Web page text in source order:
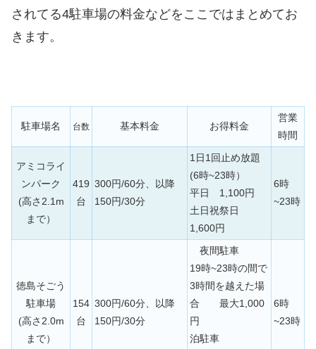
されてる4駐車場の料金などをここではまとめてお
きます。
駐車場名 台数 基本料金 お得料金
営業
時間
アミコライ
ンパーク
(高さ2.1m
まで）
419
台
300円/60分、以降
150円/30分
1日1回止め放題
(6時~23時）
平日 1,100円
土日祝祭日
1,600円
6時
~23時
徳島そごう
駐車場
(高さ2.0m
まで）
154
台
300円/60分、以降
150円/30分
夜間駐車
19時~23時の間で
3時間を越えた場
合 最大1,000
円
泊駐車
6時
~23時